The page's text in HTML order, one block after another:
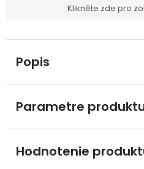
Klikněte zde pro
Popis
Parametre
Hodnotenie